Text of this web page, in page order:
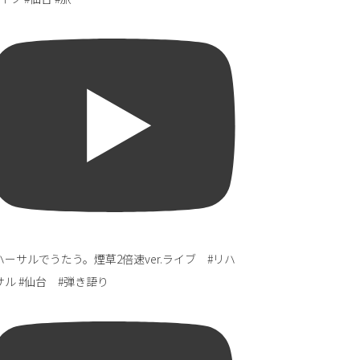
ーサルでうたう。煙草2倍速ver.ライブ #リハ
ル #仙台 #弾き語り